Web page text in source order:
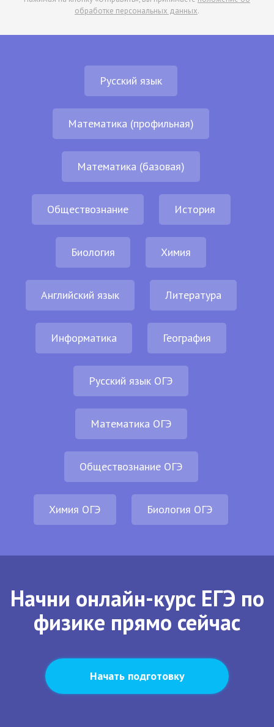
обработке персональных данных.
Русский язык
Математика (профильная)
Математика (базовая)
Обществознание История
Биология Химия
Английский язык Литература
Информатика География
Русский язык ОГЭ
Математика ОГЭ
Обществознание ОГЭ
Химия ОГЭ Биология ОГЭ
Начни онлайн-курс ЕГЭ по
физике прямо сейчас
Начать подготовку